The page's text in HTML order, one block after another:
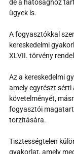
de a hatósághoz
ügyek is.
A fogyasztókkal
kereskedelmi
XLVII. törvény
Az a kereskedelmi
amely egyrészt
követelményét,
fogyasztói
torzítására.
Tisztességtelen
gyakorlat, amely